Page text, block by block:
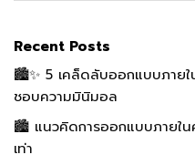
Recent Posts
🏙️✨ 5 เคล็ดลับออกแบบภาย
ชอบความมินิมอล
🏙️ แนวคิดการออกแบบภายใน
เท่า